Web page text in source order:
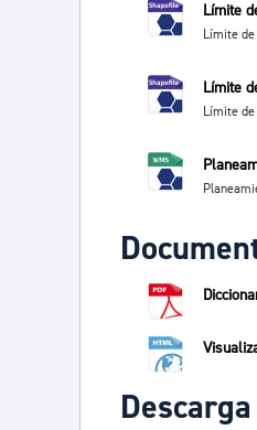
Límite
Límite
Límite
Límite